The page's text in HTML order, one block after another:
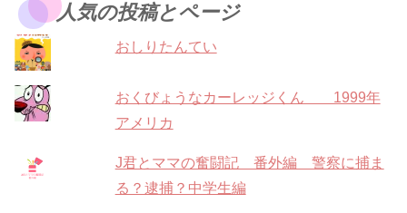
人気の投稿とページ
おしりたんてい
おくびょうなカーレッジくん 1999年
アメリカ
J君とママの奮闘記 番外編 警察に捕ま
る？逮捕？中学生編